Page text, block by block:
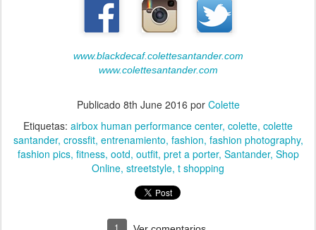
www.blackdecaf.colettesantander.com
www.colettesantander.com
Publicado 8th June 2016 por Colette
Etiquetas: airbox human performance center colette colette
santander crossfit entrenamiento fashion fashion photography
fashion pics fitness ootd outfit pret a porter Santander Shop
Online streetstyle t shopping
1